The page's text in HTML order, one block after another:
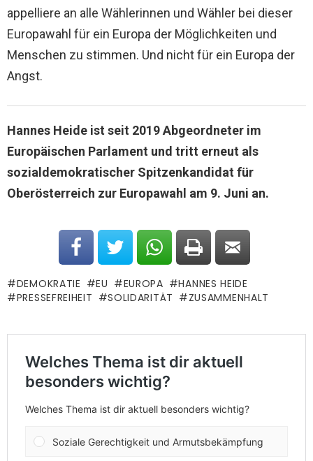
appelliere an alle Wählerinnen und Wähler bei dieser
Europawahl für ein Europa der Möglichkeiten und
Menschen zu stimmen. Und nicht für ein Europa der
Angst.
Hannes Heide ist seit 2019 Abgeordneter im
Europäischen Parlament und tritt erneut als
sozialdemokratischer Spitzenkandidat für
Oberösterreich zur Europawahl am 9. Juni an.
DEMOKRATIE EU EUROPA
HANNES HEIDE
PRESSEFREIHEIT
SOLIDARITÄT ZUSAMMENHALT